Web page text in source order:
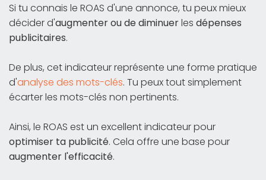
Si tu connais le ROAS d'une annonce, tu peux mieux
décider d'augmenter ou de diminuerles dépenses
publicitaires.
De plus, cet indicateur représente une forme pratique
d'analyse des mots-clés. Tu peux tout simplement
écarter les mots-clés non pertinents.
Ainsi, le ROAS est un excellent indicateur pour
optimiser ta publicité. Cela offre une base pour
augmenter l'efficacité.